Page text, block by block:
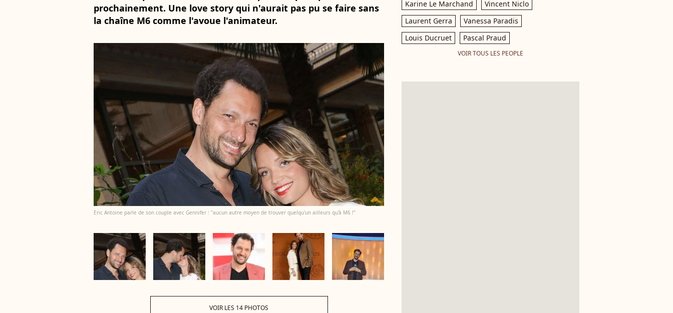
prochainement. Une love story qui n'aurait pas pu se faire sans
la chaîne M6 comme l'avoue l'animateur.
Eric Antoine parle de son couple avec Gennifer : "aucun autre moyen de trouver quelqu'un ailleurs qu'à M6 !"
VOIR LES 14 PHOTOS
Karine Le Marchand
Vincent Niclo
Laurent Gerra
Vanessa Paradis
Louis Ducruet
Pascal Praud
VOIR TOUS LES PEOPLE